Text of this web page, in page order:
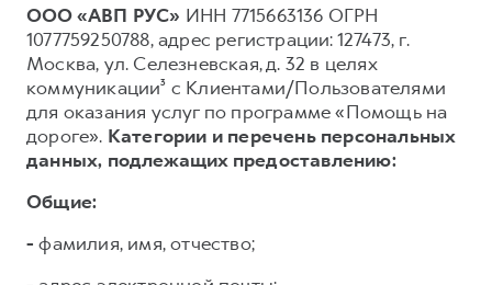
ООО «АВП РУС» ИНН 7715663136 ОГРН
1077759250788, адрес регистрации: 127473, г.
Москва, ул. Селезневская, д. 32 в целях
коммуникации³ с Клиентами/Пользователями
для оказания услуг по программе «Помощь на
дороге». Категории и перечень персональных
данных, подлежащих предоставлению:
Общие:
- фамилия, имя, отчество;